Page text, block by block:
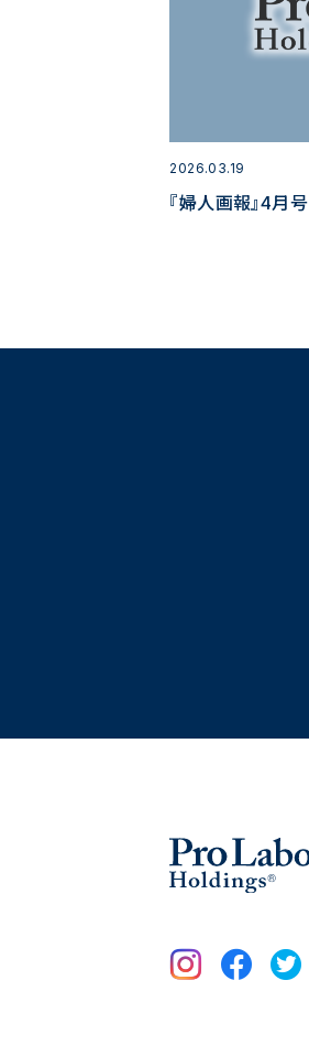
2026.03.19
『婦人画報』4月号